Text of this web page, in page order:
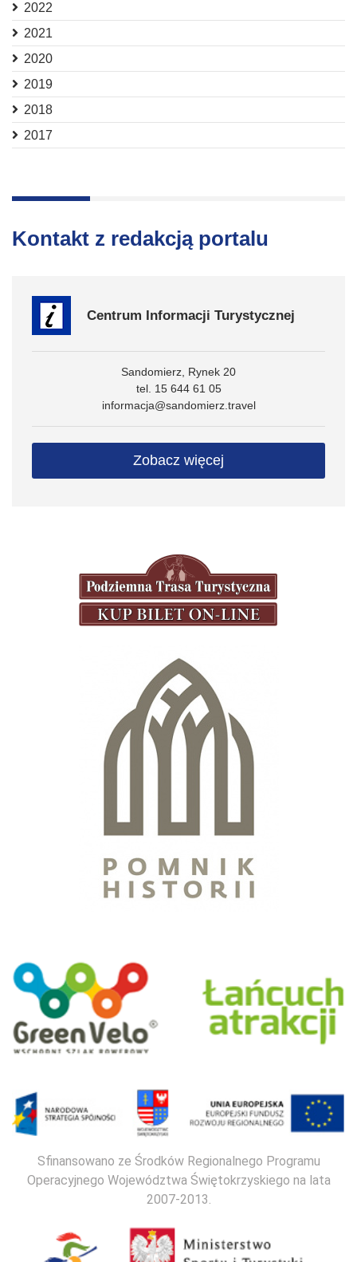
2022
2021
2020
2019
2018
2017
Kontakt z redakcją portalu
Centrum Informacji Turystycznej
Sandomierz, Rynek 20
tel. 15 644 61 05
informacja@sandomierz.travel
Zobacz więcej
Sfinansowano ze Środków Regionalnego Programu
Operacyjnego Województwa Świętokrzyskiego na lata
2007-2013.